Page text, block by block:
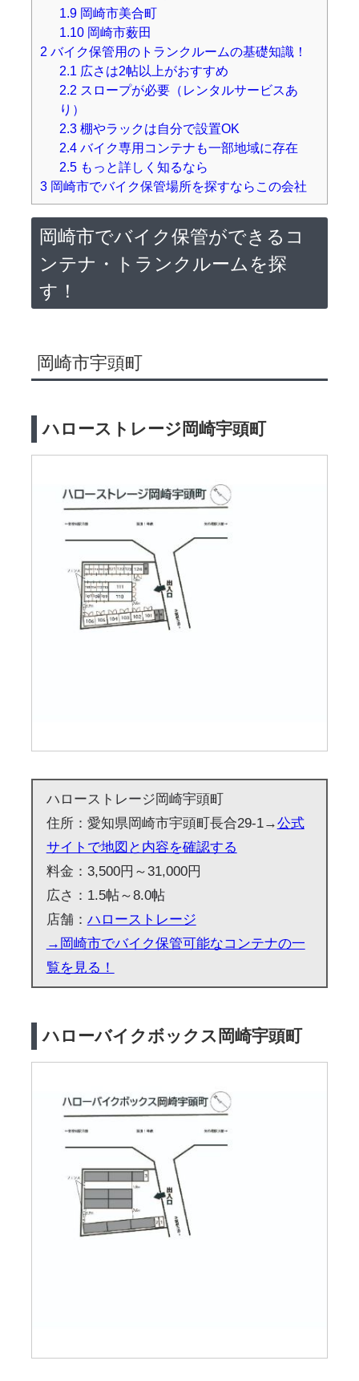
1.9岡崎市美合町
1.10岡崎市薮田
2 バイク保管用のトランクルームの基礎知識！
2.1 広さは2帖以上がおすすめ
2.2 スロープが必要（レンタルサービスあ
り）
2.3棚やラックは自分で設置OK
2.4バイク専用コンテナも一部地域に存在
2.5もっと詳しく知るなら
3岡崎市でバイク保管場所を探すならこの会社
岡崎市でバイク保管ができるコ
ンテナ・トランクルームを探
す！
岡崎市宇頭町
ハローストレージ岡崎宇頭町
ハローストレージ岡崎宇頭町
住所：愛知県岡崎市宇頭町長合29-1→公式
サイトで地図と内容を確認する
料金：3,500円～31,000円
広さ：1.5帖～8.0帖
店舗： ハローストレージ
→岡崎市でバイク保管可能なコンテナの一
覧を見る！
ハローバイクボックス岡崎宇頭町